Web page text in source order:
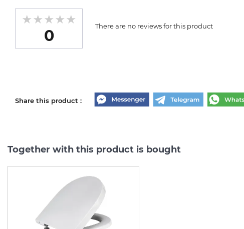
0
There are no reviews for this product
Share this product :
Together with this product is bought